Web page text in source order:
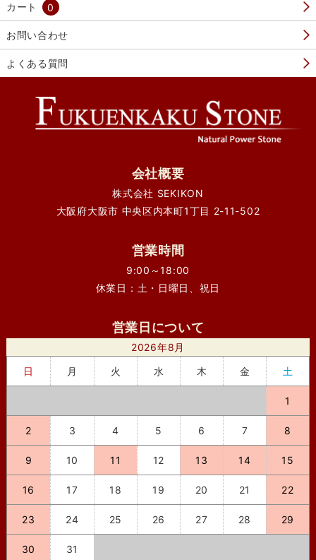
カート 0
お問い合わせ
よくある質問
会社概要
株式会社 SEKIKON
大阪府大阪市 中央区内本町1丁目 2-11-502
営業時間
9:00～18:00
休業日：土・日曜日、祝日
営業日について
2026年8月
日
月 火 水 木 金 土
1
2 3 4 5 6 7 8
9 10 11 12 13 14 15
16 17 18 19 20 21 22
23 24 25 26 27 28 29
30 31